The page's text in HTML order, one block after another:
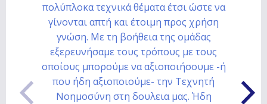
πολύπλοκα τεχνικά θέματα έτσι ώστε να
γίνονται απτή και έτοιμη προς χρήση
γνώση. Με τη βοήθεια της ομάδας
εξερευνήσαμε τους τρόπους με τους
οποίους μπορούμε να αξιοποιήσουμε -ή
που ήδη αξιοποιούμε- την Τεχνητή
Νοημοσύνη στη δουλεια μας. Ήδη